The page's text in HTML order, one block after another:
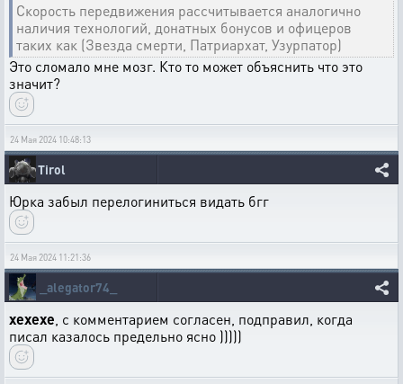
Скорость передвижения рассчитывается аналогично
наличия технологий, донатных бонусов и офицеров
таких как (Звезда смерти, Патриархат, Узурпатор)
Это сломало мне мозг. Кто то может объяснить что это
значит?
24 Мая 2024 10:48:13
Tirol
Юрка забыл перелогиниться видать бгг
24 Мая 2024 11:21:36
_alegator74_
xexexe , с комментарием согласен, подправил, когда
писал казалось предельно ясно )))))